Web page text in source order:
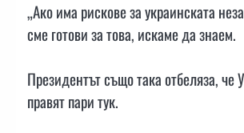
„Ако има рискове за украинската
сме готови за това, искаме да знаем.
Президентът също така отбеляза,
правят пари тук.